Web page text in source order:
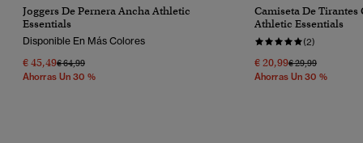
Joggers De Pernera Ancha Athletic
Essentials
Disponible En Más Colores
€ 45,49Precio Rebajado De
€ 64,99A
Ahorras Un 30 %
Camiseta De
Athletic Essentials
(2)
€ 20,99Precio Rebajado
€ 29,99A
Ahorras Un 30 %